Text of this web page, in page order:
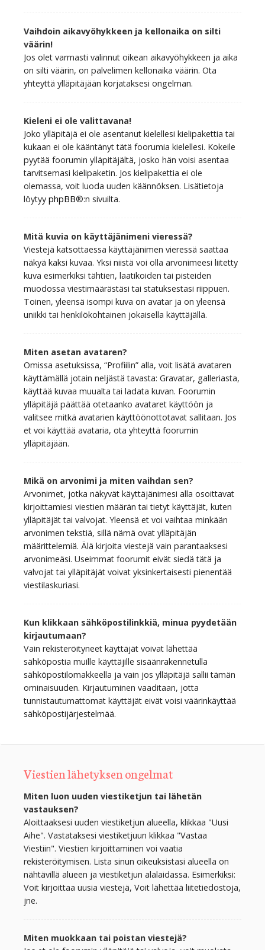
Vaihdoin aikavyöhykkeen ja kellonaika on silti
väärin!
Jos olet varmasti valinnut oikean aikavyöhykkeen ja aika
on silti väärin, on palvelimen kellonaika väärin. Ota
yhteyttä ylläpitäjään korjataksesi ongelman.
Kieleni ei ole valittavana!
Joko ylläpitäjä ei ole asentanut kielellesi kielipakettia tai
kukaan ei ole kääntänyt tätä foorumia kielellesi. Kokeile
pyytää foorumin ylläpitäjältä, josko hän voisi asentaa
tarvitsemasi kielipaketin. Jos kielipakettia ei ole
olemassa, voit luoda uuden käännöksen. Lisätietoja
löytyy phpBB®:n sivuilta.
Mitä kuvia on käyttäjänimeni vieressä?
Viestejä katsottaessa käyttäjänimen vieressä saattaa
näkyä kaksi kuvaa. Yksi niistä voi olla arvonimeesi liitetty
kuva esimerkiksi tähtien, laatikoiden tai pisteiden
muodossa viestimäärästäsi tai statuksestasi riippuen.
Toinen, yleensä isompi kuva on avatar ja on yleensä
uniikki tai henkilökohtainen jokaisella käyttäjällä.
Miten asetan avataren?
Omissa asetuksissa, “Profiilin” alla, voit lisätä avataren
käyttämällä jotain neljästä tavasta: Gravatar, galleriasta,
käyttää kuvaa muualta tai ladata kuvan. Foorumin
ylläpitäjä päättää otetaanko avataret käyttöön ja
valitsee mitkä avatarien käyttöönottotavat sallitaan. Jos
et voi käyttää avataria, ota yhteyttä foorumin
ylläpitäjään.
Mikä on arvonimi ja miten vaihdan sen?
Arvonimet, jotka näkyvät käyttäjänimesi alla osoittavat
kirjoittamiesi viestien määrän tai tietyt käyttäjät, kuten
ylläpitäjät tai valvojat. Yleensä et voi vaihtaa minkään
arvonimen tekstiä, sillä nämä ovat ylläpitäjän
määrittelemiä. Älä kirjoita viestejä vain parantaaksesi
arvonimeäsi. Useimmat foorumit eivät siedä tätä ja
valvojat tai ylläpitäjät voivat yksinkertaisesti pienentää
viestilaskuriasi.
Kun klikkaan sähköpostilinkkiä, minua pyydetään
kirjautumaan?
Vain rekisteröityneet käyttäjät voivat lähettää
sähköpostia muille käyttäjille sisäänrakennetulla
sähköpostilomakkeella ja vain jos ylläpitäjä sallii tämän
ominaisuuden. Kirjautuminen vaaditaan, jotta
tunnistautumattomat käyttäjät eivät voisi väärinkäyttää
sähköpostijärjestelmää.
Viestien lähetyksen ongelmat
Miten luon uuden viestiketjun tai lähetän
vastauksen?
Aloittaaksesi uuden viestiketjun alueella, klikkaa "Uusi
Aihe". Vastataksesi viestiketjuun klikkaa "Vastaa
Viestiin". Viestien kirjoittaminen voi vaatia
rekisteröitymisen. Lista sinun oikeuksistasi alueella on
nähtävillä alueen ja viestiketjun alalaidassa. Esimerkiksi:
Voit kirjoittaa uusia viestejä, Voit lähettää liitetiedostoja,
jne.
Miten muokkaan tai poistan viestejä?